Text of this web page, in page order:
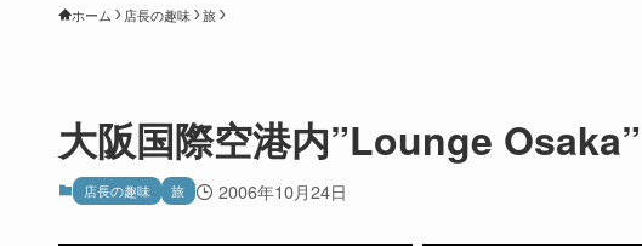
ホーム 店長の趣味 旅
大阪国際空港内”Lounge Osaka”
店長の趣味 旅 2006年10月24日